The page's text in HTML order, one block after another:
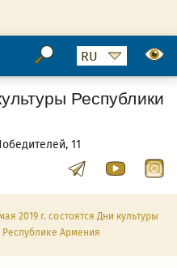
11
Республики
2019 г. состоятся Дни культуры
Республике Армения